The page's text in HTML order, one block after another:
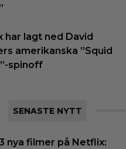
har lagt ned David
amerikanska ”Squid
spinoff
SENASTE NYTT
nya filmer på Netflix: